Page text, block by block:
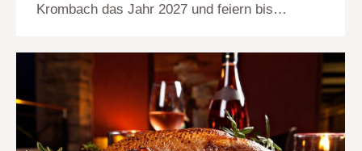
Krombach das Jahr 2027 und feiern bis…